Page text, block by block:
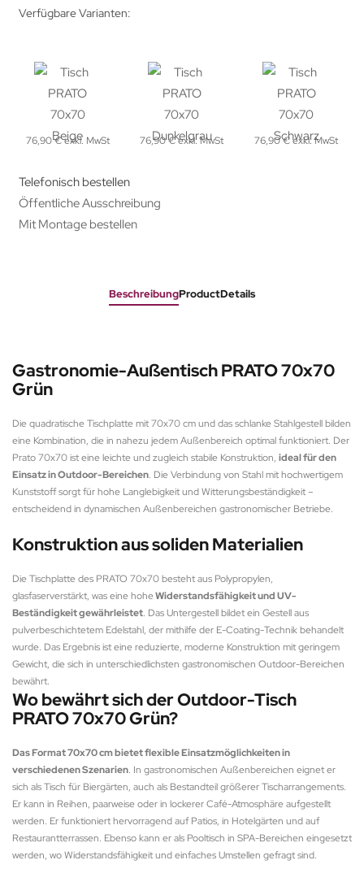
Verfügbare Varianten:
76,90 € exkl. MwSt 76,90 € exkl. MwSt 76,90 € exkl. MwSt
Telefonisch bestellen
Öffentliche Ausschreibung
Mit Montage bestellen
BeschreibungProductDetails
Gastronomie-Außentisch PRATO 70x70
Grün
Die quadratische Tischplatte mit 70x70 cm und das schlanke Stahlgestell bilden
eine Kombination, die in nahezu jedem Außenbereich optimal funktioniert. Der
Prato 70x70 ist eine leichte und zugleich stabile Konstruktion, ideal für den
Einsatz in Outdoor-Bereichen. Die Verbindung von Stahl mit hochwertigem
Kunststoff sorgt für hohe Langlebigkeit und Witterungsbeständigkeit –
entscheidend in dynamischen Außenbereichen gastronomischer Betriebe.
Konstruktion aus soliden Materialien
Die Tischplatte des PRATO 70x70 besteht aus Polypropylen,
glasfaserverstärkt, was eine hoheWiderstandsfähigkeit und UV-
Beständigkeit gewährleistet. Das Untergestell bildet ein Gestell aus
pulverbeschichtetem Edelstahl, der mithilfe der E-Coating-Technik behandelt
wurde. Das Ergebnis ist eine reduzierte, moderne Konstruktion mit geringem
Gewicht, die sich in unterschiedlichsten gastronomischen Outdoor-Bereichen
bewährt.
Wo bewährt sich der Outdoor-Tisch
PRATO 70x70 Grün?
Das Format 70x70 cm bietet flexible Einsatzmöglichkeiten in
verschiedenen Szenarien. In gastronomischen Außenbereichen eignet er
sich als Tisch für Biergärten, auch als Bestandteil größerer Tischarrangements.
Er kann in Reihen, paarweise oder in lockerer Café-Atmosphäre aufgestellt
werden. Er funktioniert hervorragend auf Patios, in Hotelgärten und auf
Restaurantterrassen. Ebenso kann er als Pooltisch in SPA-Bereichen eingesetzt
werden, wo Widerstandsfähigkeit und einfaches Umstellen gefragt sind.